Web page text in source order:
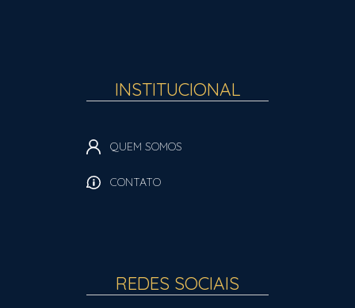
INSTITUCIONAL
QUEM SOMOS
CONTATO
REDES SOCIAIS